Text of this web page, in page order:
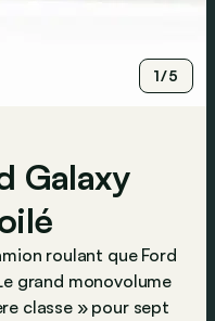
1/5
Galaxy
roulant que Ford
grand monovolume
classe » pour sept